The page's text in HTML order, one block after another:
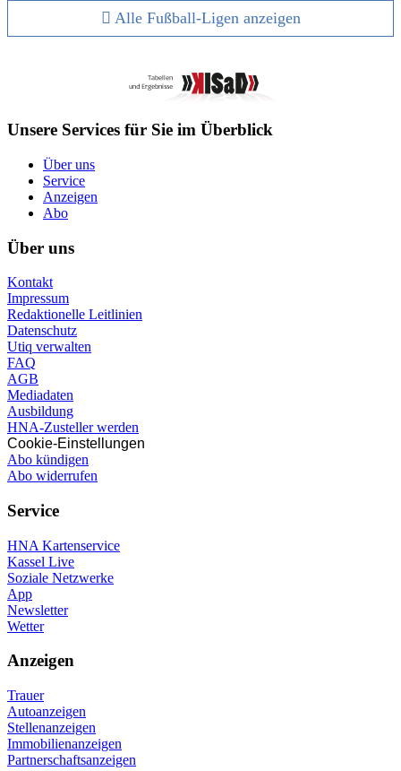
Alle Fußball-Ligen anzeigen
Unsere Services für Sie im Überblick
Über uns
Service
Anzeigen
Abo
Über uns
Kontakt
Impressum
Redaktionelle Leitlinien
Datenschutz
Utiq verwalten
FAQ
AGB
Mediadaten
Ausbildung
HNA-Zusteller werden
Cookie-Einstellungen
Abo kündigen
Abo widerrufen
Service
HNA Kartenservice
Kassel Live
Soziale Netzwerke
App
Newsletter
Wetter
Anzeigen
Trauer
Autoanzeigen
Stellenanzeigen
Immobilienanzeigen
Partnerschaftsanzeigen